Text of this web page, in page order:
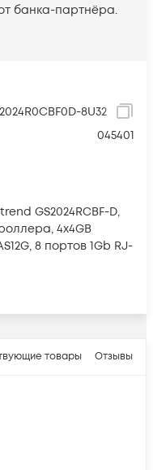
8U32
045401
GS2024RCBF-D,
4x4GB
8 портов 1Gb RJ-
банка-партнёра.
товары Отзывы